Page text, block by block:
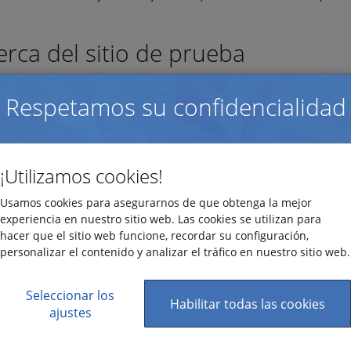
del sitio de prueba
nuestro programa de creación de encuestas e informes
La principal ventaja es que sólo usted tendrá acceso a la
el programa mediante la prueba online. Tómese todo el tiempo
Además, tiene la posibilidad de modificar la configuración del
crear informes, etc. De este modo, comprobará exactamente
para su proyecto.
que es un servicio gratuito y sin ningún compromiso.
funciona el sitio de prueba?
que debe hacer es introducir su información en el
Respetamos su confidencialidad
¡Utilizamos cookies!
Usamos cookies para asegurarnos de que obtenga la mejor
experiencia en nuestro sitio web. Las cookies se utilizan para
hacer que el sitio web funcione, recordar su configuración,
personalizar el contenido y analizar el tráfico en nuestro sitio web.
Seleccionar los
ajustes
Habilitar todas las cookies